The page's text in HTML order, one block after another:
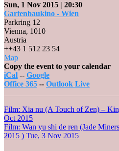
Sun, 1 Nov 2015 | 20:30
Gartenbaukino - Wien
Parkring 12
Vienna, 1010
Austria
++43 1 512 23 54
MapGartenbaukino
-
Wien
Copy the event to your calendar
iCal -- Google
Office 365 -- Outlook Live
Post
navigation
Film: Xia nu (A Touch of Zen) –
Oct 2015
Film: Wan yu shi de ren (Jade
2015 ) Tue, 3 Nov 2015